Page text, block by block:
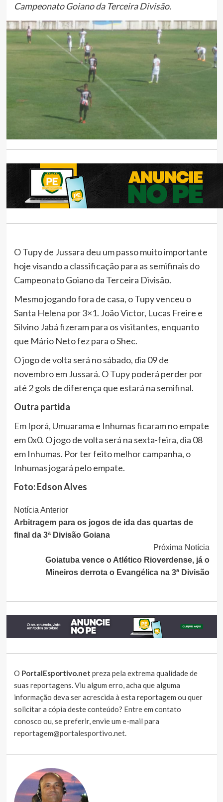
Campeonato Goiano da Terceira Divisão.
O Tupy de Jussara deu um passo muito importante
hoje visando a classificação para as semifinais do
Campeonato Goiano da Terceira Divisão.
Mesmo jogando fora de casa, o Tupy venceu o
Santa Helena por 3×1. João Victor, Lucas Freire e
Silvino Jabá fizeram para os visitantes, enquanto
que Mário Neto fez para o Shec.
O jogo de volta será no sábado, dia 09 de
novembro em Jussará. O Tupy poderá perder por
até 2 gols de diferença que estará na semifinal.
Outra partida
Em Iporá, Umuarama e Inhumas ficaram no empate
em 0x0. O jogo de volta será na sexta-feira, dia 08
em Inhumas. Por ter feito melhor campanha, o
Inhumas jogará pelo empate.
Foto: Edson Alves
Continue
Lendo
Notícia Anterior
Arbitragem para os jogos de ida das quartas de
final da 3ª Divisão Goiana
Próxima Notícia
Goiatuba vence o Atlético Rioverdense, já o
Mineiros derrota o Evangélica na 3ª Divisão
O PortalEsportivo.net preza pela extrema qualidade de
suas reportagens. Viu algum erro, acha que alguma
informação deva ser acrescida à esta reportagem ou quer
solicitar a cópia deste conteúdo? Entre em contato
conosco ou, se preferir, envie um e-mail para
reportagem@portalesportivo.net.